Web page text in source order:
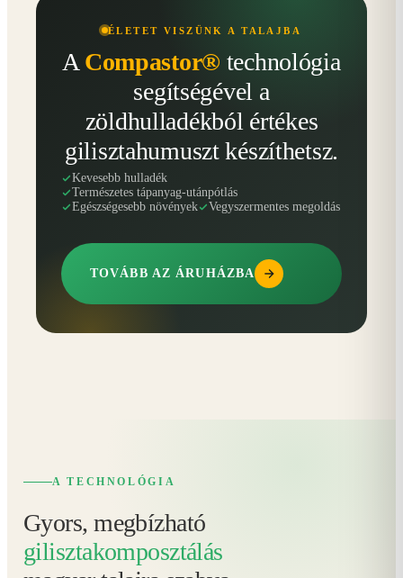
ÉLETET VISZÜNK A TALAJBA
A Compastor® technológia
segítségével a
zöldhulladékból értékes
gilisztahumuszt készíthetsz.
Kevesebb hulladék
Természetes tápanyag-utánpótlás
Egészségesebb növények
Vegyszermentes megoldás
TOVÁBB AZ ÁRUHÁZBA
A TECHNOLÓGIA
Gyors, megbízható
gilisztakomposztálás